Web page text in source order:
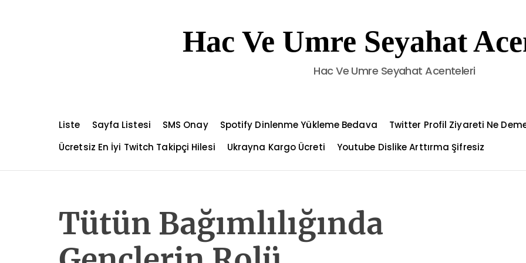
t
Hac Ve Umre Seyahat
Hac Ve Umre Seyahat Acenteleri
Liste Sayfa Listesi SMS Onay Spotify Dinlenme Yükleme Bedava
Twitter Profil Ziyareti Ne
Ücretsiz En İyi Twitch Takipçi Hilesi
Ukrayna Kargo Ücreti Youtube Dislike Arttırma Şifresiz
Tütün Bağımlılığında